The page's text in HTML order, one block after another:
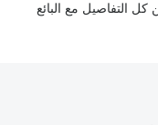
التفاصيل مع البائع